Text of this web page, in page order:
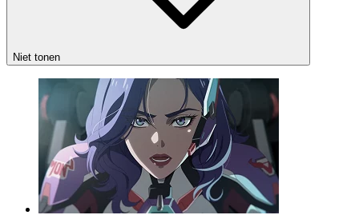
Niet tonen